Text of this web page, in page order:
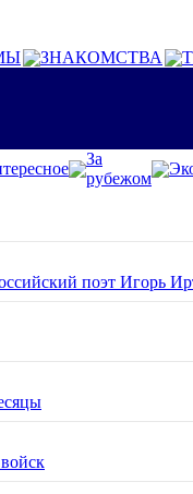
ЗНАКОМСТВА
За
рубежом
поэт Игорь